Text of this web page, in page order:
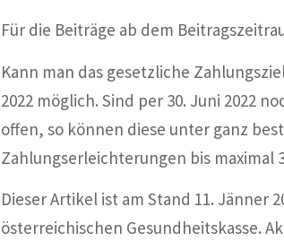
Für die Beiträge ab dem
Kann man das gesetzliche
2022 möglich. Sind per 30. Juni 2022
offen, so können diese unter ganz
Zahlungserleichterungen bis maximal
Dieser Artikel ist am Stand 11.
österreichischen Gesundheitskasse.